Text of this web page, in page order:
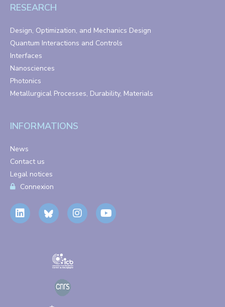
RESEARCH
Design, Optimization, and Mechanics Design
Quantum Interactions and Controls
Interfaces
Nanosciences
Photonics
Metallurgical Processes, Durability, Materials
INFORMATIONS
News
Contact us
Legal notices
Connexion